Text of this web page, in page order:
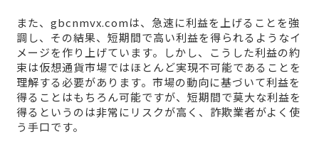
また、gbcnmvx.comは、急速に利益を上げることを強
調し、その結果、短期間で高い利益を得られるようなイ
メージを作り上げています。しかし、こうした利益の約
束は仮想通貨市場ではほとんど実現不可能であることを
理解する必要があります。市場の動向に基づいて利益を
得ることはもちろん可能ですが、短期間で莫大な利益を
得るというのは非常にリスクが高く、詐欺業者がよく使
う手口です。